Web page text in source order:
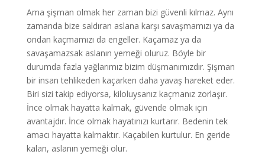
Ama şişman olmak her zaman bizi güvenli kılmaz. Aynı
zamanda bize saldıran aslana karşı savaşmamızı ya da
ondan kaçmamızı da engeller. Kaçamaz ya da
savaşamazsak aslanın yemeği oluruz. Böyle bir
durumda fazla yağlarımız bizim düşmanımızdır. Şişman
bir insan tehlikeden kaçarken daha yavaş hareket eder.
Biri sizi takip ediyorsa, kiloluysanız kaçmanız zorlaşır.
İnce olmak hayatta kalmak, güvende olmak için
avantajdır. İnce olmak hayatınızı kurtarır. Bedenin tek
amacı hayatta kalmaktır. Kaçabilen kurtulur. En geride
kalan, aslanın yemeği olur.